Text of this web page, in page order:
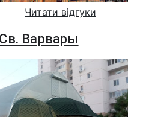
Читати відгуки
Варвары